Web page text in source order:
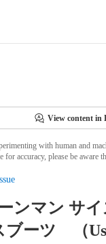
View content in
with human and
accuracy, please be aware
ンマン サ
ーツ （